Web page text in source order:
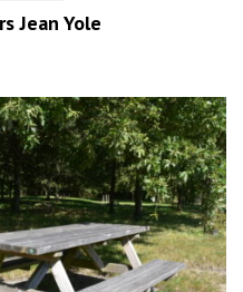
Jean Yole